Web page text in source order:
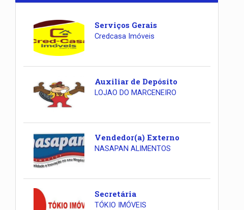
Serviços Gerais
Credcasa Imóveis
Auxiliar de Depósito
LOJAO DO MARCENEIRO
Vendedor(a) Externo
NASAPAN ALIMENTOS
Secretária
TÓKIO IMÓVEIS